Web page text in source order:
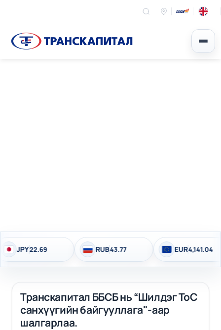
22.69 RUB 43.77 EUR 4,141.04
Транскапитал ББСБ нь “Шилдэг ТоС
санхүүгийн байгууллага"-аар
шалгарлаа.